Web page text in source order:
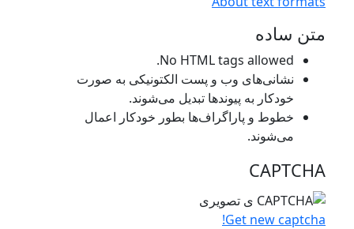
متن ساده
No HTML tags allowed.
نشانی‌های وب و پست الکتونیکی به صورت
خودکار به پیوند‌ها تبدیل می‌شوند.
خطوط و پاراگراف‌ها بطور خودکار اعمال
می‌شوند.
CAPTCHA
Get new captcha!